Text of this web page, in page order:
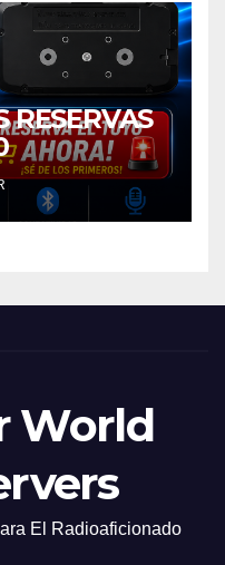
RESERVAS
World
El Radioaficionado